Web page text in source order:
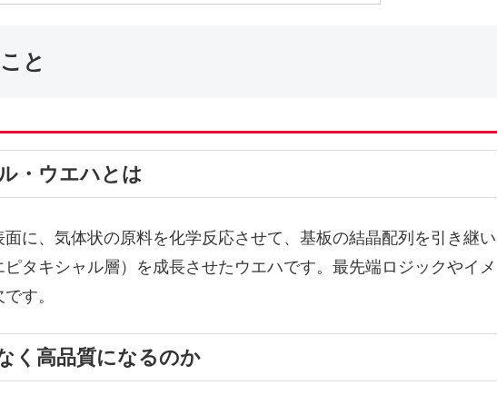
と
・ウエハとは
に、気体状の原料を化学反応させて、基板の結晶配列を引き継い
タキシャル層）を成長させたウエハです。最先端ロジックやイメ
す。
く高品質になるのか